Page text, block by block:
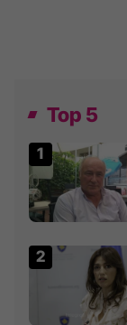
Top 5